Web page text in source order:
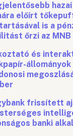
előírt
is a
őrzi az MNB
és
állományok
frissített
banki